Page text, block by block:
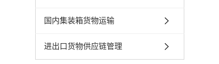
国内集装箱货物运输
进出口货物供应链管理